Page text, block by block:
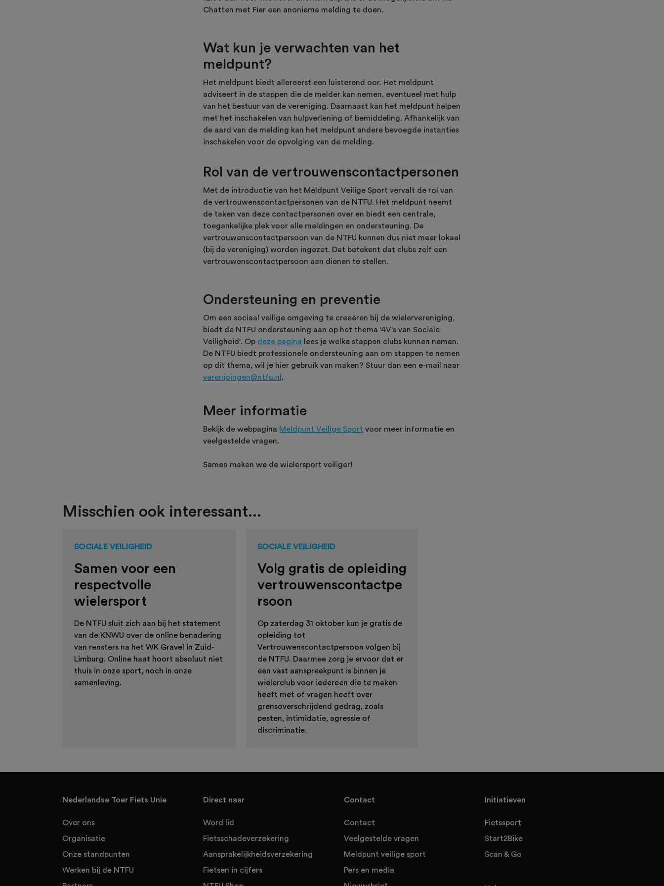
Chatten met Fier een anonieme melding te doen.
Wat kun je verwachten van het
meldpunt?
Het meldpunt biedt allereerst een luisterend oor. Het meldpunt
adviseert in de stappen die de melder kan nemen, eventueel met hulp
van het bestuur van de vereniging. Daarnaast kan het meldpunt helpen
met het inschakelen van hulpverlening of bemiddeling. Afhankelijk van
de aard van de melding kan het meldpunt andere bevoegde instanties
inschakelen voor de opvolging van de melding.
Rol van de vertrouwenscontactpersonen
Met de introductie van het Meldpunt Veilige Sport vervalt de rol van
de vertrouwenscontactpersonen van de NTFU. Het meldpunt neemt
de taken van deze contactpersonen over en biedt een centrale,
toegankelijke plek voor alle meldingen en ondersteuning. De
vertrouwenscontactpersoon van de NTFU kunnen dus niet meer lokaal
(bij de vereniging) worden ingezet. Dat betekent dat clubs zelf een
vertrouwenscontactpersoon aan dienen te stellen.
Ondersteuning en preventie
Om een sociaal veilige omgeving te creeëren bij de wielervereniging,
biedt de NTFU ondersteuning aan op het thema '4V's van Sociale
Veiligheid'. Op deze pagina lees je welke stappen clubs kunnen nemen.
De NTFU biedt professionele ondersteuning aan om stappen te nemen
op dit thema, wil je hier gebruik van maken? Stuur dan een e-mail naar
verenigingen@ntfu.nl .
Meer informatie
Bekijk de webpagina Meldpunt Veilige Sport voor meer informatie en
veelgestelde vragen.
Samen maken we de wielersport veiliger!
Misschien ook interessant...
SOCIALE VEILIGHEID
Samen voor een
respectvolle
wielersport
De NTFU sluit zich aan bij het statement
van de KNWU over de online benadering
van rensters na het WK Gravel in Zuid-
Limburg. Online haat hoort absoluut niet
thuis in onze sport, noch in onze
samenleving.
SOCIALE VEILIGHEID
Volg gratis de opleiding
vertrouwenscontactpe
rsoon
Op zaterdag 31 oktober kun je gratis de
opleiding tot
Vertrouwenscontactpersoon volgen bij
de NTFU. Daarmee zorg je ervoor dat er
een vast aanspreekpunt is binnen je
wielerclub voor iedereen die te maken
heeft met of vragen heeft over
grensoverschrijdend gedrag, zoals
pesten, intimidatie, agressie of
discriminatie.
Nederlandse Toer Fiets Unie
Over ons
Organisatie
Onze standpunten
Werken bij de NTFU
Direct naar
Word lid
Fietsschadeverzekering
Aansprakelijkheidsverzekering
Fietsen in cijfers
Contact
Contact
Veelgestelde vragen
Meldpunt veilige sport
Pers en media
Initiatieven
Fietssport
Start2Bike
Scan & Go